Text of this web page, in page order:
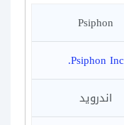
Psiphon
Psiphon Inc.
اندرويد